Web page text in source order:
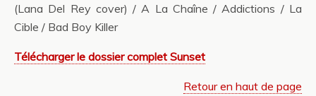
(Lana Del Rey cover) / A La Chaîne / Addictions / La
Cible / Bad Boy Killer
Télécharger le dossier complet Sunset
Retour en haut de page